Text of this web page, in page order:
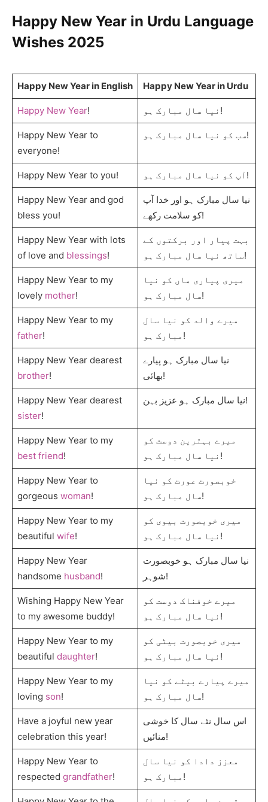
Happy New Year in Urdu Language
Wishes 2025
Happy New Year in English Happy New Year in Urdu
Happy New Year! نیا سال مبارک ہو!
Happy New Year to
everyone!
سب کو نیا سال مبارک ہو!
Happy New Year to you! آپ کو نیا سال مبارک ہو!
Happy New Year and god
bless you!
نیا سال مبارک ہو اور خدا آپ
کو سلامت رکھے!
Happy New Year with lots
of love and blessings!
بہت پیار اور برکتوں کے
ساتھ نیا سال مبارک ہو!
Happy New Year to my
lovely mother!
میری پیاری ماں کو نیا
سال مبارک ہو!
Happy New Year to my
father!
میرے والد کو نیا سال
مبارک ہو!
Happy New Year dearest
brother!
نیا سال مبارک ہو پیارے
بھائی!
Happy New Year dearest
sister!
نیا سال مبارک ہو عزیز بہن!
Happy New Year to my
best friend!
میرے بہترین دوست کو
نیا سال مبارک ہو!
Happy New Year to
gorgeous woman!
خوبصورت عورت کو نیا
سال مبارک ہو!
Happy New Year to my
beautiful wife!
میری خوبصورت بیوی کو
نیا سال مبارک ہو!
Happy New Year
handsome husband!
نیا سال مبارک ہو خوبصورت
شوہر!
Wishing Happy New Year
to my awesome buddy!
میرے خوفناک دوست کو
نیا سال مبارک ہو!
Happy New Year to my
beautiful daughter!
میری خوبصورت بیٹی کو
نیا سال مبارک ہو!
Happy New Year to my
loving son!
میرے پیارے بیٹے کو نیا
سال مبارک ہو!
Have a joyful new year
celebration this year!
اس سال نئے سال کا خوشی
منائیں!
Happy New Year to
respected grandfather!
معزز دادا کو نیا سال
مبارک ہو!